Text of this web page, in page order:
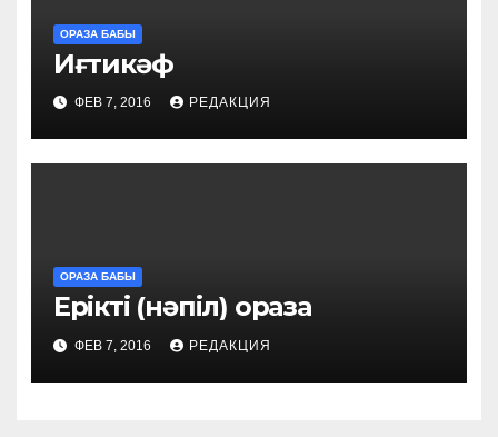
ОРАЗА БАБЫ
Иғтикәф
ФЕВ 7, 2016 РЕДАКЦИЯ
ОРАЗА БАБЫ
Ерікті (нәпіл) ораза
ФЕВ 7, 2016 РЕДАКЦИЯ